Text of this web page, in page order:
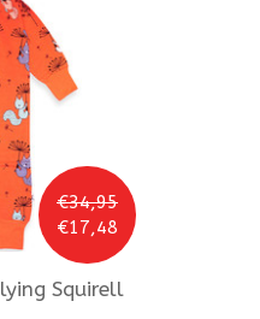
€34,95
€17,48
Squirell